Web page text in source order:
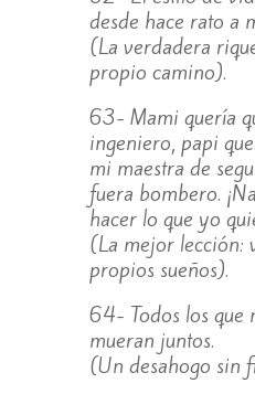
desde hace rato a
(La verdadera
propio camino).
63- Mami quería
ingeniero, papi
mi maestra de
fuera bombero.
hacer lo que yo
(La mejor lección:
propios sueños).
64- Todos los que
mueran juntos.
(Un desahogo sin